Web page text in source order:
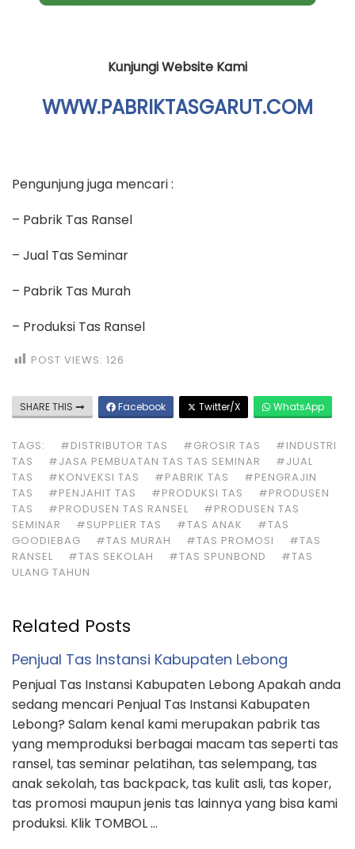
Kunjungi Website Kami
WWW.PABRIKTASGARUT.COM
Pengunjung juga mencari :
– Pabrik Tas Ransel
– Jual Tas Seminar
– Pabrik Tas Murah
– Produksi Tas Ransel
POST VIEWS: 126
SHARE THIS Facebook Twitter/X WhatsApp
TAGS: #DISTRIBUTOR TAS #GROSIR TAS
#INDUSTRI
TAS
#JASA PEMBUATAN TAS TAS SEMINAR
#JUAL
TAS
#KONVEKSI TAS #PABRIK TAS
#PENGRAJIN
TAS
#PENJAHIT TAS #PRODUKSI TAS
#PRODUSEN
TAS
#PRODUSEN TAS RANSEL
#PRODUSEN TAS
SEMINAR
#SUPPLIER TAS #TAS ANAK
#TAS
GOODIEBAG
#TAS MURAH #TAS PROMOSI
#TAS
RANSEL
#TAS SEKOLAH #TAS SPUNBOND
#TAS
ULANG TAHUN
Related Posts
Penjual Tas Instansi Kabupaten Lebong
Penjual Tas Instansi Kabupaten Lebong Apakah anda
sedang mencari Penjual Tas Instansi Kabupaten
Lebong? Salam kenal kami merupakan pabrik tas
yang memproduksi berbagai macam tas seperti tas
ransel, tas seminar pelatihan, tas selempang, tas
anak sekolah, tas backpack, tas kulit asli, tas koper,
tas promosi maupun jenis tas lainnya yang bisa kami
produksi. Klik TOMBOL …